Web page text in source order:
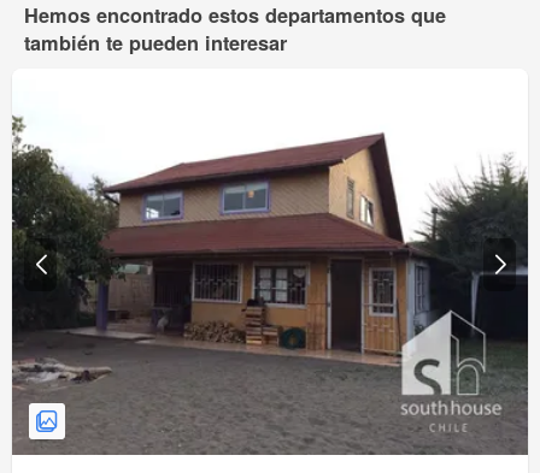
Hemos encontrado estos departamentos que
también te pueden interesar